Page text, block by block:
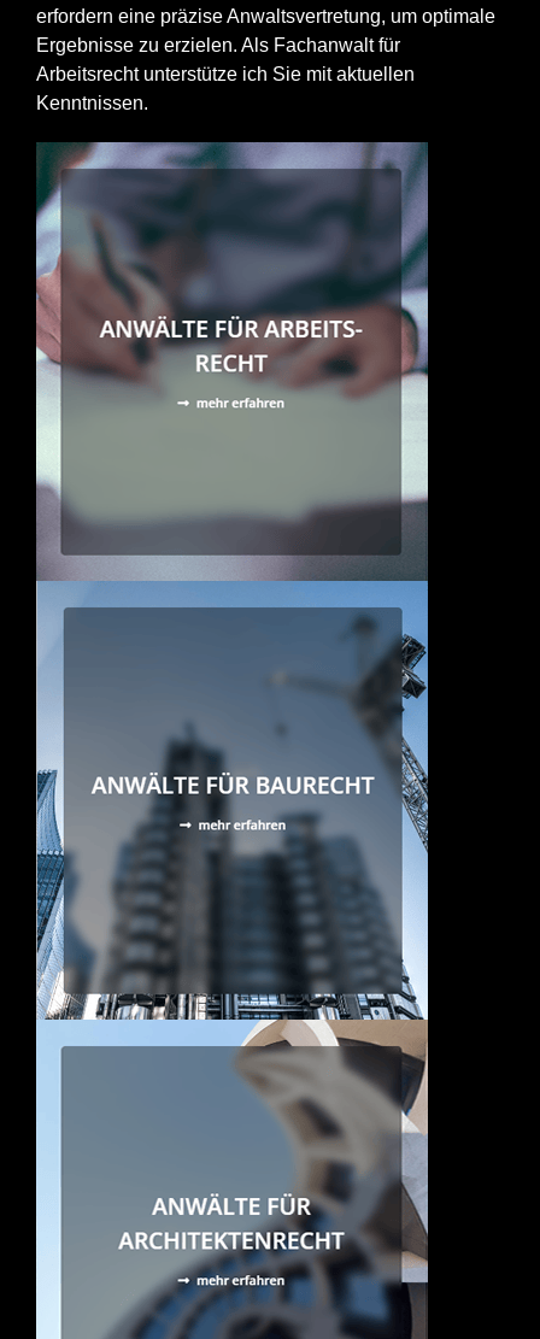
erfordern eine präzise Anwaltsvertretung, um optimale
Ergebnisse zu erzielen. Als Fachanwalt für
Arbeitsrecht unterstütze ich Sie mit aktuellen
Kenntnissen.